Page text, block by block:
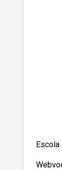
Escola